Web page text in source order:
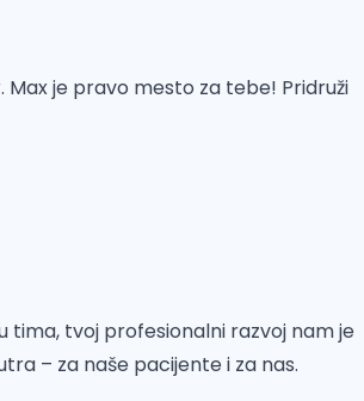
Max je pravo mesto za tebe! Pridruži
tima, tvoj profesionalni razvoj nam je
– za naše pacijente i za nas.